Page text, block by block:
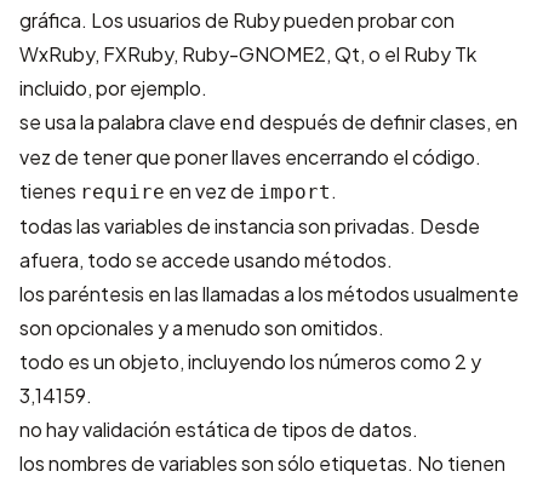
gráfica. Los usuarios de Ruby pueden probar con
WxRuby, FXRuby, Ruby-GNOME2,Qt, o el Ruby Tk
incluido, por ejemplo.
se usa la palabra clave end después de definir clases, en
vez de tener que poner llaves encerrando el código.
tienes require en vez de import .
todas las variables de instancia son privadas. Desde
afuera, todo se accede usando métodos.
los paréntesis en las llamadas a los métodos usualmente
son opcionales y a menudo son omitidos.
todo es un objeto, incluyendo los números como 2 y
3,14159.
no hay validación estática de tipos de datos.
los nombres de variables son sólo etiquetas. No tienen